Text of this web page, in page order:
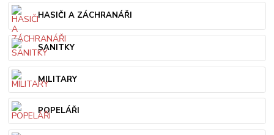
HASIČI A ZÁCHRANÁŘI
SANITKY
MILITARY
POPELÁŘI